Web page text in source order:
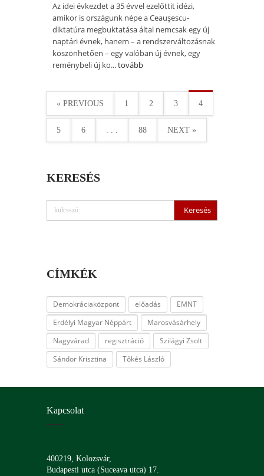
Az idei évkezdet a 35 évvel ezelőttit idézi,
amikor is országunk népe a Ceauşescu-
diktatúra megbuktatása által nemcsak egy új
naptári évnek, hanem – a rendszerváltozásnak
köszönhetően – egy valóban új évnek, egy
reménybeli új ko...tovább
« PREVIOUS 1 2 3 4
5 6 . . . 88 NEXT »
KERESÉS
CÍMKÉK
Demokráciaközpont előadás
EMNT
Erdélyi Magyar Néppárt
Marosvásárhely
Nagyvárad
regisztráció
Szilágyi Zsolt
Sándor Krisztina
Tőkés László
Kapcsolat
400219, Kolozsvár,
Budapesti utca (Suceava utca) 17.